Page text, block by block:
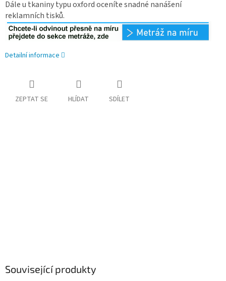
Dále u tkaniny typu oxford oceníte snadné nanášení
reklamních tisků.
Detailní informace
ZEPTAT SE HLÍDAT SDÍLET
Související produkty